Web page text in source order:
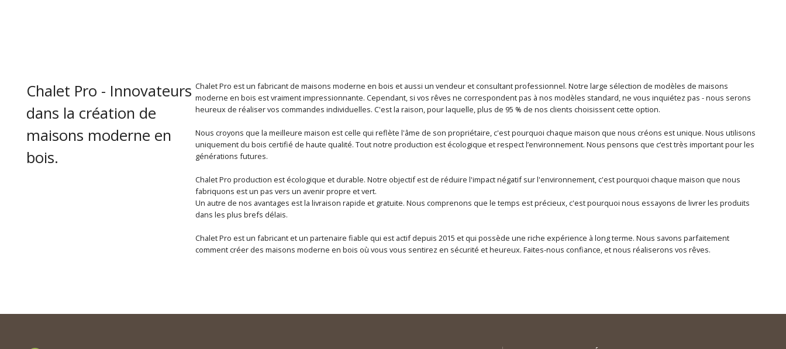
Chalet Pro - Innovateurs
dans la création de
maisons moderne en
bois.
Chalet Pro est un fabricant de maisons moderne en bois et aussi un vendeur et consultant professionnel. Notre large sélection de modèles de maisons
moderne en bois est vraiment impressionnante. Cependant, si vos rêves ne correspondent pas à nos modèles standard, ne vous inquiétez pas - nous serons
heureux de réaliser vos commandes individuelles. C'est la raison, pour laquelle, plus de 95 % de nos clients choisissent cette option.
Nous croyons que la meilleure maison est celle qui reflète l'âme de son propriétaire, c'est pourquoi chaque maison que nous créons est unique. Nous utilisons
uniquement du bois certifié de haute qualité. Tout notre production est écologique et respect l’environnement. Nous pensons que c‘est très important pour les
générations futures.
Chalet Pro production est écologique et durable. Notre objectif est de réduire l'impact négatif sur l'environnement, c'est pourquoi chaque maison que nous
fabriquons est un pas vers un avenir propre et vert.
Un autre de nos avantages est la livraison rapide et gratuite. Nous comprenons que le temps est précieux, c'est pourquoi nous essayons de livrer les produits
dans les plus brefs délais.
Chalet Pro est un fabricant et un partenaire fiable qui est actif depuis 2015 et qui possède une riche expérience à long terme. Nous savons parfaitement
comment créer des maisons moderne en bois où vous vous sentirez en sécurité et heureux. Faites-nous confiance, et nous réaliserons vos rêves.